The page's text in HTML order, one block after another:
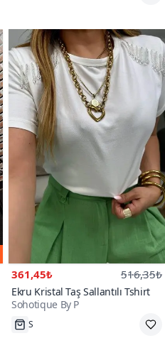
361,45₺ 516,35₺
Ekru Kristal Taş Sallantılı Tshirt
Sohotique By P
Tükenmek Üzere